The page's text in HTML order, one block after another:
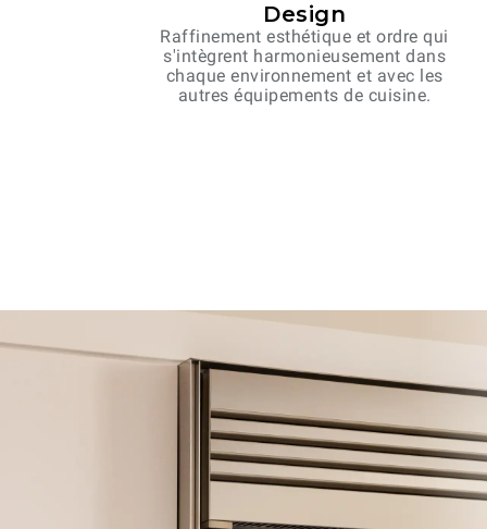
Design
Raffinement esthétique et ordre qui
s'intègrent harmonieusement dans
chaque environnement et avec les
autres équipements de cuisine.